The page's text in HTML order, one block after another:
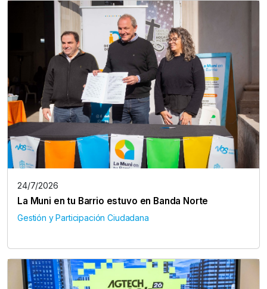
24/7/2026
La Muni en tu Barrio estuvo en Banda Norte
Gestión y Participación Ciudadana